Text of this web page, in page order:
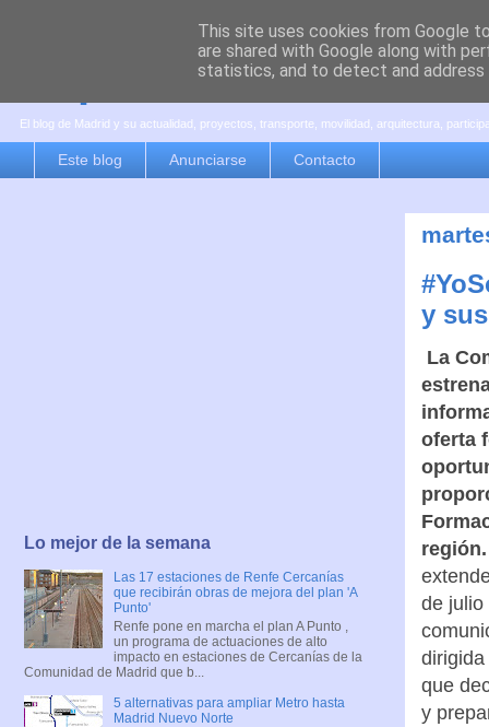
es por madrid
El blog de Madrid y su actualidad, proyectos, transporte, movilidad, arquitectura,
Este blog Anunciarse Contacto
y
La
oferta
región.
de julio
que
y
Lo mejor de la semana
Las 17 estaciones de Renfe Cercanías
que recibirán obras de mejora del plan 'A
Punto'
Renfe pone en marcha el plan A Punto ,
un programa de actuaciones de alto
impacto en estaciones de Cercanías de la
Comunidad de Madrid que b...
5 alternativas para ampliar Metro hasta
Madrid Nuevo Norte
This site uses cookies from Google
are shared with Google along with
statistics, and to detect and address